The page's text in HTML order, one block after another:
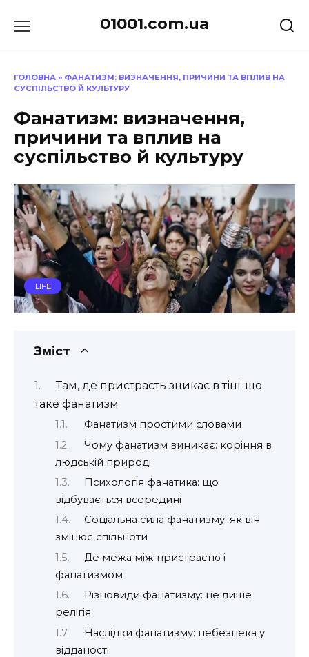
до
01001.com.ua
ГОЛОВНА » ФАНАТИЗМ: ВИЗНАЧЕННЯ, ПРИЧИНИ ТА ВПЛИВ НА
СУСПІЛЬСТВО Й КУЛЬТУРУ
Фанатизм: визначення,
причини та вплив на
суспільство й культуру
LIFE
Зміст
Там, де пристрасть зникає в тіні: що
таке фанатизм
Фанатизм простими словами
Чому фанатизм виникає: коріння в
людській природі
Психологія фанатика: що
відбувається всередині
Соціальна сила фанатизму: як він
змінює спільноти
Де межа між пристрастю і
фанатизмом
Різновиди фанатизму: не лише
релігія
Наслідки фанатизму: небезпека у
відданості